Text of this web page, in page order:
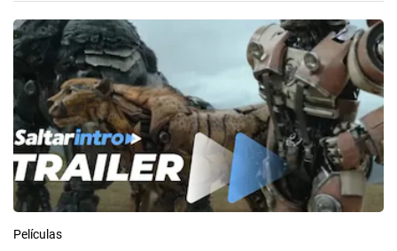
Películas